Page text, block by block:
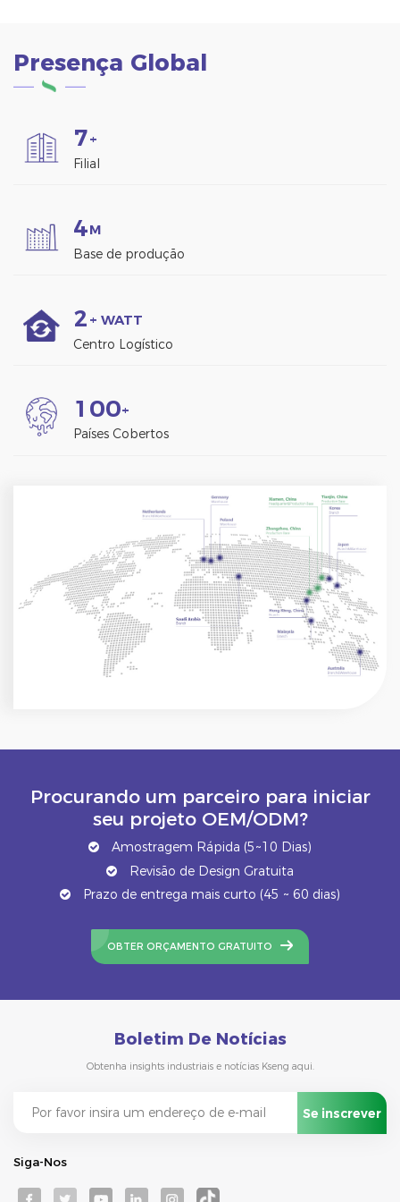
Presença Global
7+
Filial
4M
Base de produção
2 + WATT
Centro Logístico
1 00+
Países Cobertos
Procurando um parceiro para iniciar
seu projeto OEM/ODM?
Amostragem Rápida (5~10 Dias)
Revisão de Design Gratuita
Prazo de entrega mais curto (45 ~ 60 dias)
OBTER ORÇAMENTO GRATUITO
Boletim De Notícias
Obtenha insights industriais e notícias Kseng aqui.
Siga-Nos